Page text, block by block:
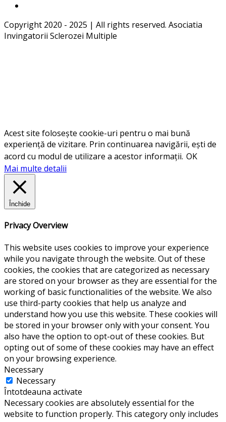
Copyright 2020 - 2025 | All rights reserved. Asociatia
Invingatorii Sclerozei Multiple
Acest site folosește cookie-uri pentru o mai bună
experiență de vizitare. Prin continuarea navigării, ești de
acord cu modul de utilizare a acestor informații. OK
Mai multe detalii
Închide
Privacy Overview
This website uses cookies to improve your experience
while you navigate through the website. Out of these
cookies, the cookies that are categorized as necessary
are stored on your browser as they are essential for the
working of basic functionalities of the website. We also
use third-party cookies that help us analyze and
understand how you use this website. These cookies will
be stored in your browser only with your consent. You
also have the option to opt-out of these cookies. But
opting out of some of these cookies may have an effect
on your browsing experience.
Necessary
Necessary
Întotdeauna activate
Necessary cookies are absolutely essential for the
website to function properly. This category only includes